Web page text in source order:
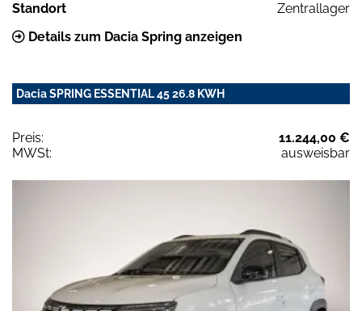
Standort
Zentrallager
Details zum Dacia Spring anzeigen
Dacia SPRING ESSENTIAL 45 26.8 KWH
Preis:
11.244,00 €
MWSt:
ausweisbar